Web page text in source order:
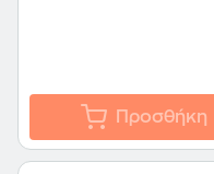
Προσθήκη